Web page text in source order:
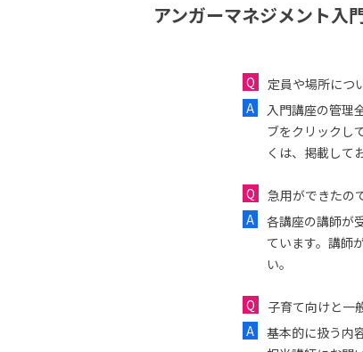
アンガーマネジメント入
定員や場所につ
入門講座の管理
ブをクリックし
くは、掲載して
急用ができたの
各講座の講師が
ています。講師
い。
子育て向けと一
基本的に扱う内